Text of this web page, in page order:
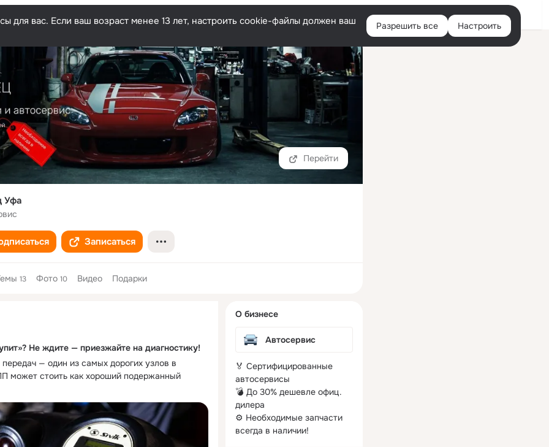
Войти
для вас. Если ваш возраст менее 13 лет, настроить cookie-файлы должен ваш
Разрешить все Настроить
Перейти
Уфа
Записаться
13 Фото 10 Видео Подарки
Не ждите — приезжайте на диагностику!
— один из самых дорогих узлов в
может стоить как хороший подержанный
проблем можно избежать, если вовремя
неисправности
передач
D или R
колонка
О бизнесе
Автосервис
🏅 Сертифицированные
автосервисы
💣 До 30% дешевле офиц.
дилера
⚙️ Необходимые запчасти
всегда в наличии!